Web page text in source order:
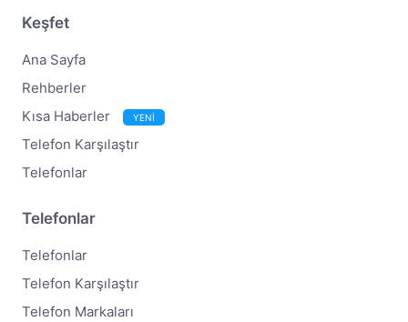
Keşfet
Ana Sayfa
Rehberler
Kısa Haberler
YENİ
Telefon Karşılaştır
Telefonlar
Telefonlar
Telefonlar
Telefon Karşılaştır
Telefon Markaları